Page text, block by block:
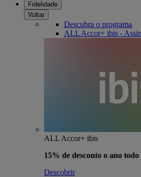
Fidelidade
Voltar
Descubra o programa
ALL Accor+ ibis -
ALL Accor+ ibis
15% de desconto o ano todo
Descobrir